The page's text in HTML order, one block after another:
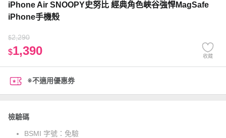
iPhone Air SNOOPY史努比 經典角色峽谷強悍MagSafe
iPhone手機殼
$2,290
$1,390 收藏
※不適用優惠券
檢驗碼
BSMI 字號： 免驗